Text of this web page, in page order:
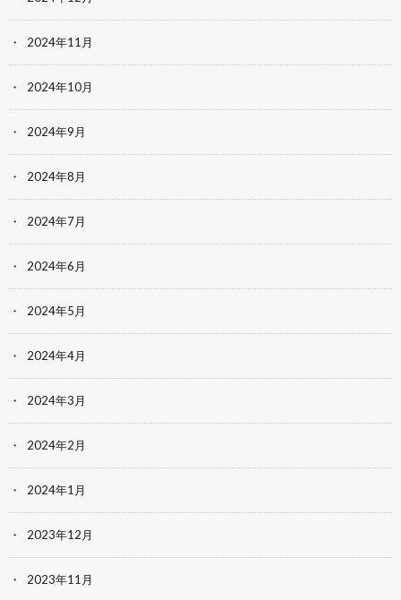
2024年11月
2024年10月
2024年9月
2024年8月
2024年7月
2024年6月
2024年5月
2024年4月
2024年3月
2024年2月
2024年1月
2023年12月
2023年11月